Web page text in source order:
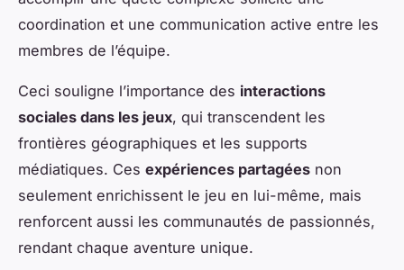
coordination et une communication active entre les
membres de l’équipe.
Ceci souligne l’importance des interactions
sociales dans les jeux, qui transcendent les
frontières géographiques et les supports
médiatiques. Ces expériences partagées non
seulement enrichissent le jeu en lui-même, mais
renforcent aussi les communautés de passionnés,
rendant chaque aventure unique.